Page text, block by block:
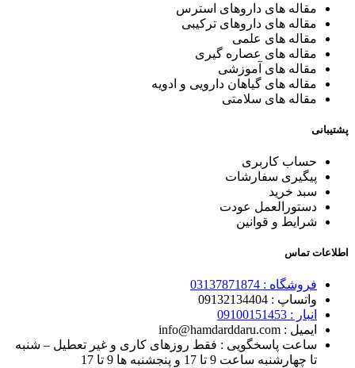
مقاله های داروهای استرس
مقاله های داروهای ترکیبی
مقاله های علمی
مقاله های عصاره گیری
مقاله های آموزشی
مقاله های گیاهان دارویی و ادویه
مقاله های سلامتی
پشتیبانی
حساب کاربری
پیگیری سفارشات
سبد خرید
دستورالعمل عودت
شرایط و قوانین
اطلاعات تماس
فروشگاه : 03137871874
واتساپ : 0 9132134404
انبار : 0 9100151453
ایمیل : info@hamdarddaru.com
ساعت پاسخگویی : فقط روزهای کاری و غیر تعطیل – شنبه
تا چهارشنبه ساعت 9 تا 17 و پنجشنبه ها 9 تا 17